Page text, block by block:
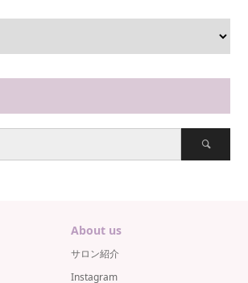
About us
サロン紹介
Instagram